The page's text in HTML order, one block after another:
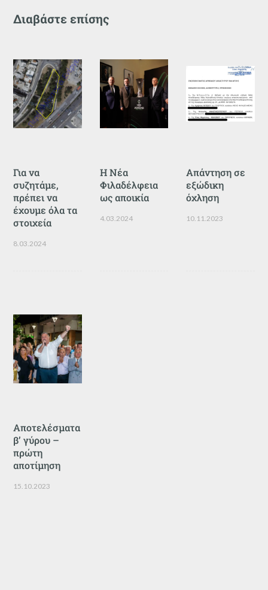
Διαβάστε επίσης
Για να
συζητάμε,
πρέπει να
έχουμε όλα τα
στοιχεία
8.03.2024
Η Νέα
Φιλαδέλφεια
ως αποικία
4.03.2024
Απάντηση σε
εξώδικη
όχληση
10.11.2023
Αποτελέσματα
β’ γύρου –
πρώτη
αποτίμηση
15.10.2023